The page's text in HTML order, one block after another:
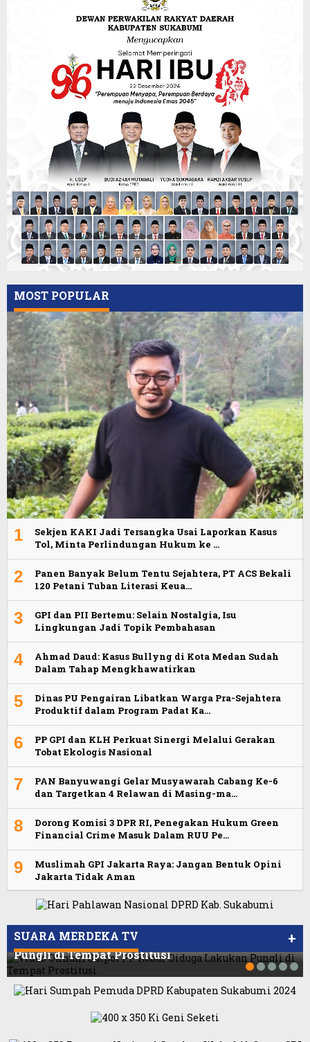
MOST POPULAR
1
Sekjen KAKI Jadi Tersangka Usai Laporkan Kasus
Tol, Minta Perlindungan Hukum ke …
2
Panen Banyak Belum Tentu Sejahtera, PT ACS Bekali
120 Petani Tuban Literasi Keua…
3
GPI dan PII Bertemu: Selain Nostalgia, Isu
Lingkungan Jadi Topik Pembahasan
4
Ahmad Daud: Kasus Bullyng di Kota Medan Sudah
Dalam Tahap Mengkhawatirkan
5
Dinas PU Pengairan Libatkan Warga Pra-Sejahtera
Produktif dalam Program Padat Ka…
6
PP GPI dan KLH Perkuat Sinergi Melalui Gerakan
Tobat Ekologis Nasional
7
PAN Banyuwangi Gelar Musyawarah Cabang Ke-6
dan Targetkan 4 Relawan di Masing-ma…
8
Dorong Komisi 3 DPR RI, Penegakan Hukum Green
Financial Crime Masuk Dalam RUU Pe…
9
Muslimah GPI Jakarta Raya: Jangan Bentuk Opini
Jakarta Tidak Aman
SUARA MERDEKA TV +
Billabong, Sekretaris GPI: Kedua Tokoh…
Jakarta
Video Oknum Satpol PP Kobar Diduga Lakukan
Pungli di Tempat Prostitusi